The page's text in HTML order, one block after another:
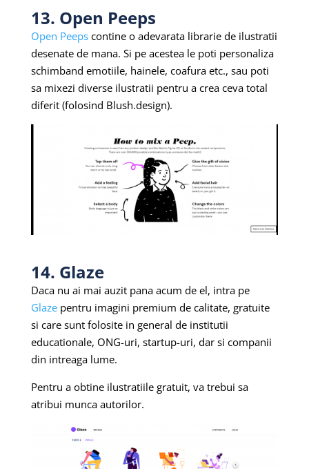
13. Open Peeps
Open Peepscontine o adevarata librarie de ilustratii
desenate de mana. Si pe acestea le poti personaliza
schimband emotiile, hainele, coafura etc., sau poti
sa mixezi diverse ilustratii pentru a crea ceva total
diferit (folosind Blush.design).
14. Glaze
Daca nu ai mai auzit pana acum de el, intra pe
Glazepentru imagini premium de calitate, gratuite
si care sunt folosite in general de institutii
educationale, ONG-uri, startup-uri, dar si companii
din intreaga lume.
Pentru a obtine ilustratiile gratuit, va trebui sa
atribui munca autorilor.